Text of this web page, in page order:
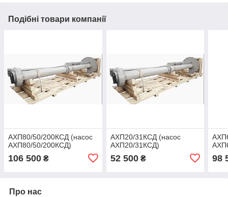
Подібні товари компанії
АХП80/50/200КСД (насос
АХП80/50/200КСД)
106 500 ₴
АХП20/31КСД (насос
АХП20/31КСД)
52 500₴ 98
Про нас